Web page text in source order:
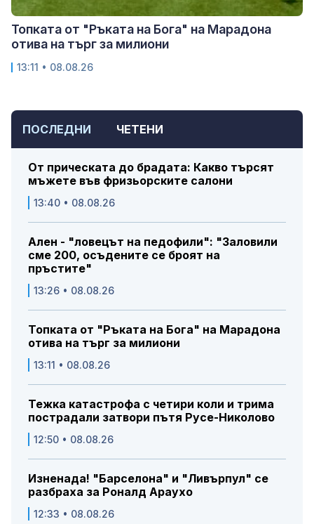
ПОСЛЕДНИ ЧЕТЕНИ
От прическата до брадата: Какво търсят
мъжете във фризьорските салони
13:40 • 08.08.26
Ален - "ловецът на педофили": "Заловили
сме 200, осъдените се броят на
пръстите"
13:26 • 08.08.26
Топката от "Ръката на Бога" на Марадона
отива на търг за милиони
13:11 • 08.08.26
Тежка катастрофа с четири коли и трима
пострадали затвори пътя Русе-Николово
12:50 • 08.08.26
Изненада! "Барселона" и "Ливърпул" се
разбраха за Роналд Араухо
12:33 • 08.08.26
Топката от "Ръката на Бога" на Марадона
отива на търг за милиони
13:11 • 08.08.26